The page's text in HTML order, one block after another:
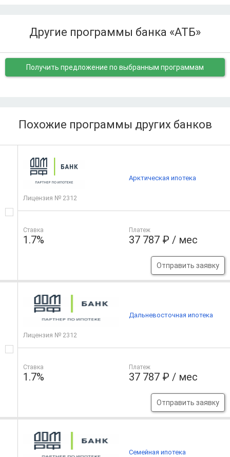
Другие программы банка «АТБ»
Получить предложение по выбранным программам
Похожие программы других банков
Лицензия № 2312
Ставка
1.7%
Платеж
37 787 ₽ / мес
Отправить заявку
Арктическая ипотека
Лицензия № 2312
Ставка
1.7%
Платеж
37 787 ₽ / мес
Отправить заявку
Дальневосточная ипотека
Семейная ипотека